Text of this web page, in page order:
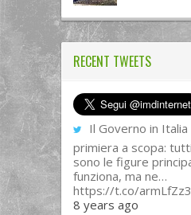
RECENT TWEETS
Il Governo in Italia
primiera a scopa:
sono le figure
funziona, ma ne…
https://t.co/
8 years ago